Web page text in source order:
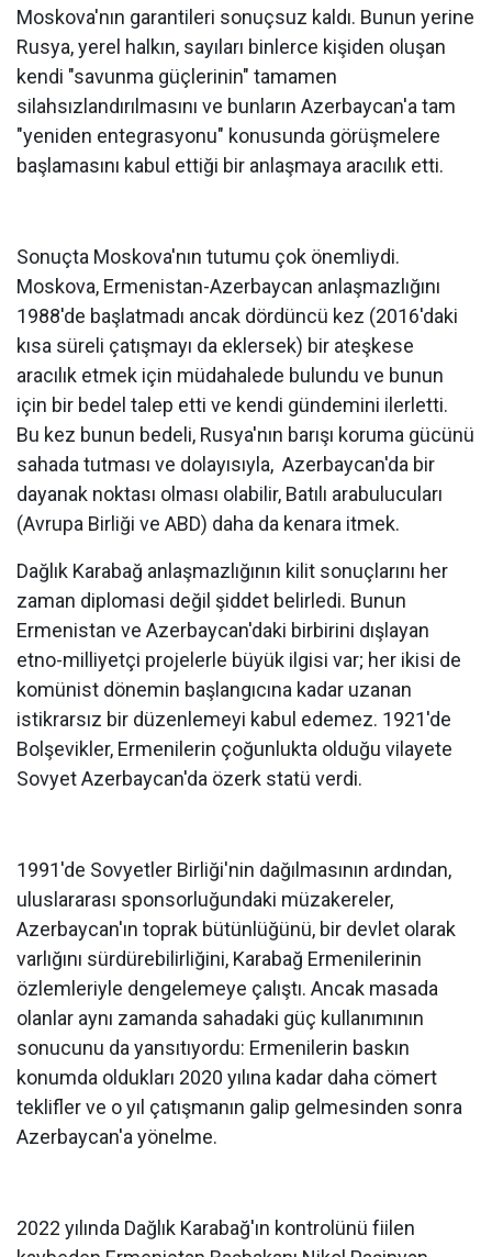
Moskova'nın garantileri sonuçsuz kaldı. Bunun yerine
Rusya, yerel halkın, sayıları binlerce kişiden oluşan
kendi "savunma güçlerinin" tamamen
silahsızlandırılmasını ve bunların Azerbaycan'a tam
"yeniden entegrasyonu" konusunda görüşmelere
başlamasını kabul ettiği bir anlaşmaya aracılık etti.
Sonuçta Moskova'nın tutumu çok önemliydi.
Moskova, Ermenistan-Azerbaycan anlaşmazlığını
1988'de başlatmadı ancak dördüncü kez (2016'daki
kısa süreli çatışmayı da eklersek) bir ateşkese
aracılık etmek için müdahalede bulundu ve bunun
için bir bedel talep etti ve kendi gündemini ilerletti.
Bu kez bunun bedeli, Rusya'nın barışı koruma gücünü
sahada tutması ve dolayısıyla, Azerbaycan'da bir
dayanak noktası olması olabilir, Batılı arabulucuları
(Avrupa Birliği ve ABD) daha da kenara itmek.
Dağlık Karabağ anlaşmazlığının kilit sonuçlarını her
zaman diplomasi değil şiddet belirledi. Bunun
Ermenistan ve Azerbaycan'daki birbirini dışlayan
etno-milliyetçi projelerle büyük ilgisi var; her ikisi de
komünist dönemin başlangıcına kadar uzanan
istikrarsız bir düzenlemeyi kabul edemez. 1921'de
Bolşevikler, Ermenilerin çoğunlukta olduğu vilayete
Sovyet Azerbaycan'da özerk statü verdi.
1991'de Sovyetler Birliği'nin dağılmasının ardından,
uluslararası sponsorluğundaki müzakereler,
Azerbaycan'ın toprak bütünlüğünü, bir devlet olarak
varlığını sürdürebilirliğini, Karabağ Ermenilerinin
özlemleriyle dengelemeye çalıştı. Ancak masada
olanlar aynı zamanda sahadaki güç kullanımının
sonucunu da yansıtıyordu: Ermenilerin baskın
konumda oldukları 2020 yılına kadar daha cömert
teklifler ve o yıl çatışmanın galip gelmesinden sonra
Azerbaycan'a yönelme.
2022 yılında Dağlık Karabağ'ın kontrolünü fiilen